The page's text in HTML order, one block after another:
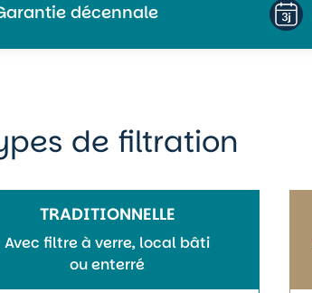
décennale
de filtration
TRADITIONNELLE
Avec filtre à verre, local bâti
ou enterré